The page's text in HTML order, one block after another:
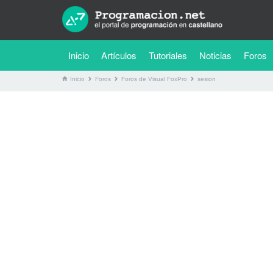
Inicio Artículos Tutoriales (current)
Noticias Foros
Inicio Foros Foros de Visual FoxPro sesion